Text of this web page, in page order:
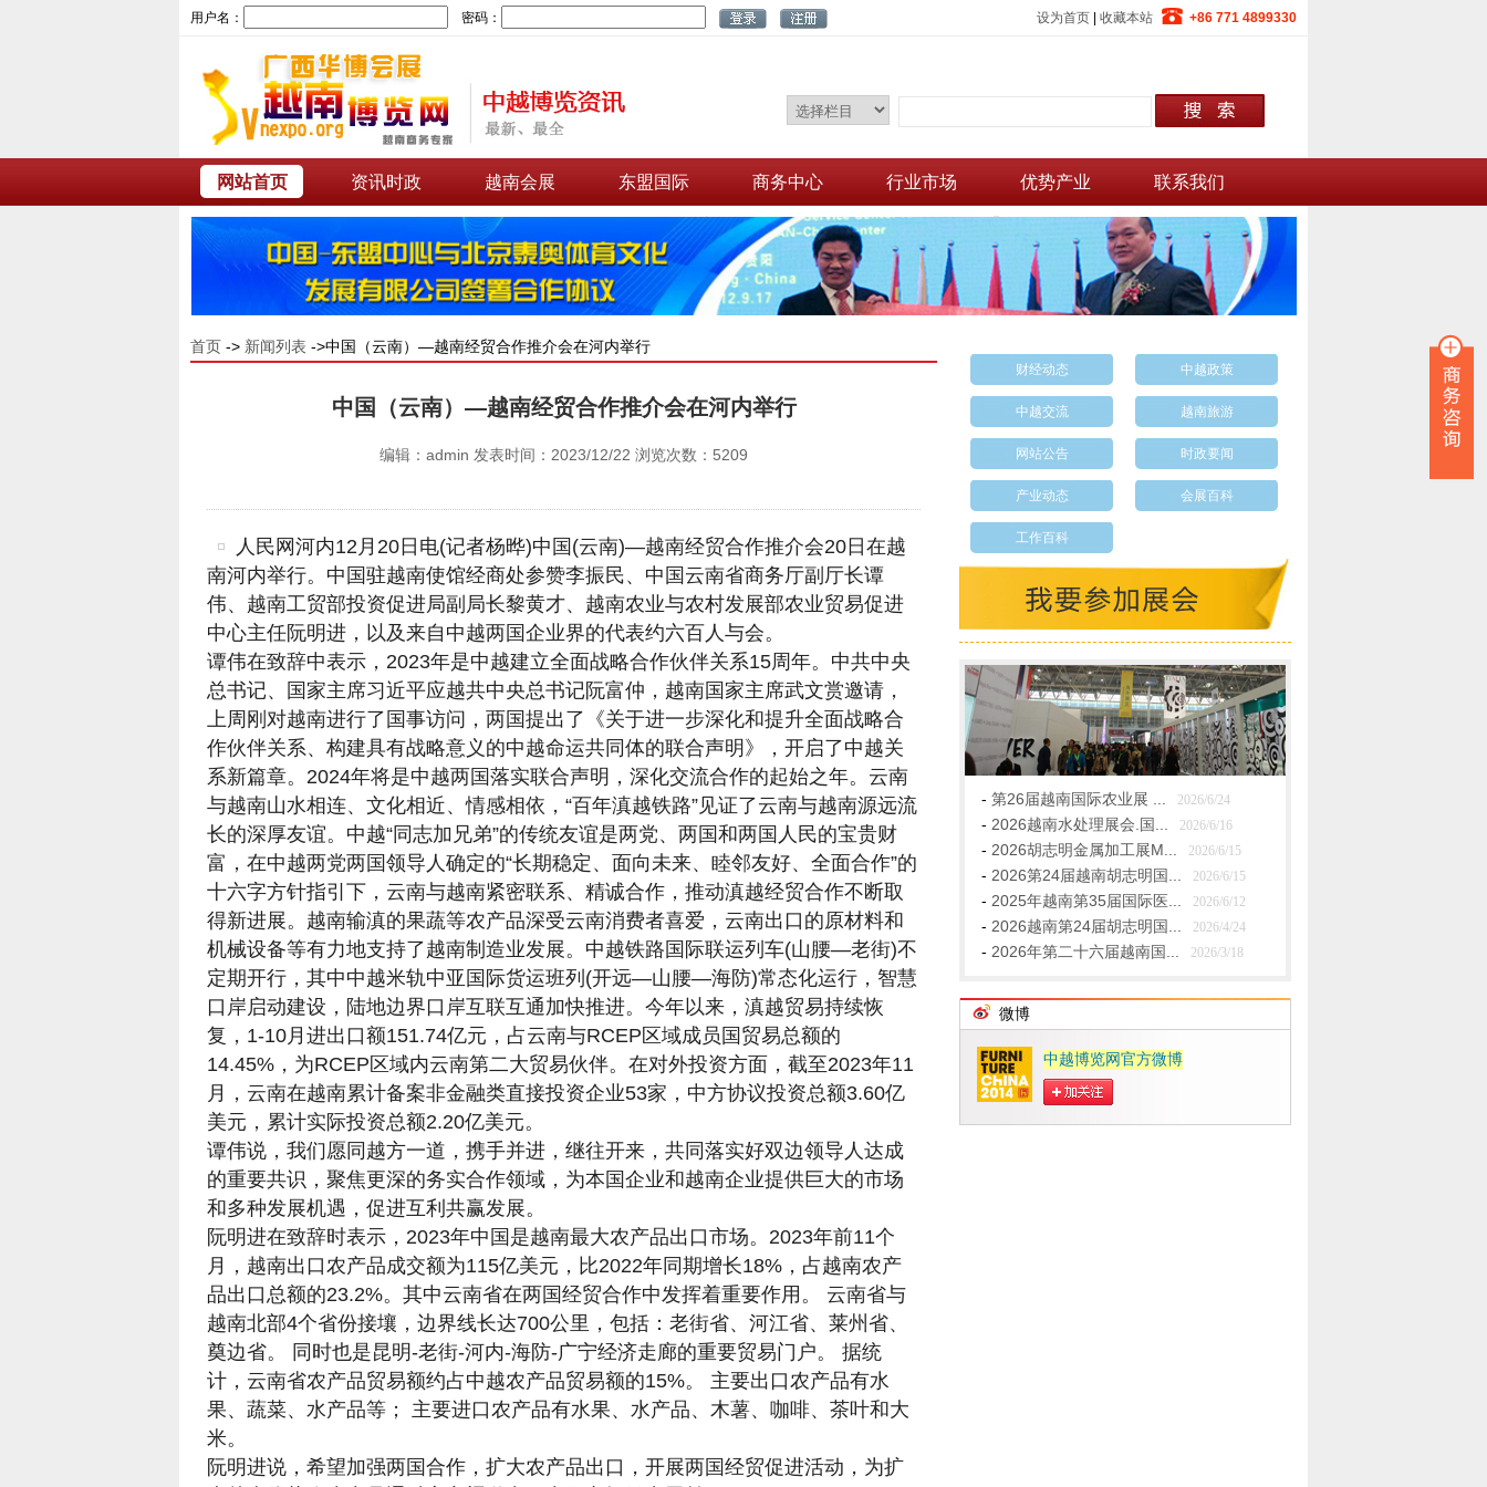
用户名： 密码： 设为首页 收藏本站 +86 771 4899330
网站首页 资讯时政 越南会展 东盟国际 商务中心 行业市场 优势产业 联系我们
首页 -> 新闻列表 ->中国（云南）—越南经贸合作推介会在河内举行
中国（云南）—越南经贸合作推介会在河内举行
编辑：admin 发表时间：2023/12/22 浏览次数：5209
人民网河内12月20日电(记者杨晔)中国(云南)—越南经贸合作推介会20日在越
南河内举行。中国驻越南使馆经商处参赞李振民、中国云南省商务厅副厅长谭
伟、越南工贸部投资促进局副局长黎黄才、越南农业与农村发展部农业贸易促进
中心主任阮明进，以及来自中越两国企业界的代表约六百人与会。
谭伟在致辞中表示，2023年是中越建立全面战略合作伙伴关系15周年。中共中央
总书记、国家主席习近平应越共中央总书记阮富仲，越南国家主席武文赏邀请，
上周刚对越南进行了国事访问，两国提出了《关于进一步深化和提升全面战略合
作伙伴关系、构建具有战略意义的中越命运共同体的联合声明》，开启了中越关
系新篇章。2024年将是中越两国落实联合声明，深化交流合作的起始之年。云南
与越南山水相连、文化相近、情感相依，“百年滇越铁路”见证了云南与越南源远流
长的深厚友谊。中越“同志加兄弟”的传统友谊是两党、两国和两国人民的宝贵财
富，在中越两党两国领导人确定的“长期稳定、面向未来、睦邻友好、全面合作”的
十六字方针指引下，云南与越南紧密联系、精诚合作，推动滇越经贸合作不断取
得新进展。越南输滇的果蔬等农产品深受云南消费者喜爱，云南出口的原材料和
机械设备等有力地支持了越南制造业发展。中越铁路国际联运列车(山腰—老街)不
定期开行，其中中越米轨中亚国际货运班列(开远—山腰—海防)常态化运行，智慧
口岸启动建设，陆地边界口岸互联互通加快推进。今年以来，滇越贸易持续恢
复，1-10月进出口额151.74亿元，占云南与RCEP区域成员国贸易总额的
14.45%，为RCEP区域内云南第二大贸易伙伴。在对外投资方面，截至2023年11
月，云南在越南累计备案非金融类直接投资企业53家，中方协议投资总额3.60亿
美元，累计实际投资总额2.20亿美元。
谭伟说，我们愿同越方一道，携手并进，继往开来，共同落实好双边领导人达成
的重要共识，聚焦更深的务实合作领域，为本国企业和越南企业提供巨大的市场
和多种发展机遇，促进互利共赢发展。
阮明进在致辞时表示，2023年中国是越南最大农产品出口市场。2023年前11个
月，越南出口农产品成交额为115亿美元，比2022年同期增长18%，占越南农产
品出口总额的23.2%。其中云南省在两国经贸合作中发挥着重要作用。 云南省与
越南北部4个省份接壤，边界线长达700公里，包括：老街省、河江省、莱州省、
奠边省。 同时也是昆明-老街-河内-海防-广宁经济走廊的重要贸易门户。 据统
计，云南省农产品贸易额约占中越农产品贸易额的15%。 主要出口农产品有水
果、蔬菜、水产品等； 主要进口农产品有水果、水产品、木薯、咖啡、茶叶和大
米。
阮明进说，希望加强两国合作，扩大农产品出口，开展两国经贸促进活动，为扩
财经动态 中越政策
中越交流 越南旅游
网站公告 时政要闻
产业动态 会展百科
工作百科
- 第26届越南国际农业展 ... 2026/6/24
- 2026越南水处理展会.国... 2026/6/16
- 2026胡志明金属加工展M... 2026/6/15
- 2026第24届越南胡志明国... 2026/6/15
- 2025年越南第35届国际医... 2026/6/12
- 2026越南第24届胡志明国... 2026/4/24
- 2026年第二十六届越南国... 2026/3/18
微博
中越博览网官方微博